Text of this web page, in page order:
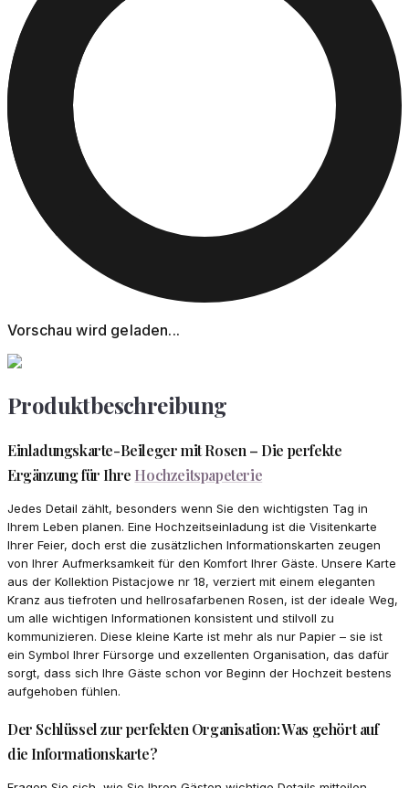
Vorschau wird geladen...
Produktbeschreibung
Einladungskarte-Beileger mit Rosen – Die perfekte
Ergänzung für Ihre Hochzeitspapeterie
Jedes Detail zählt, besonders wenn Sie den wichtigsten Tag in
Ihrem Leben planen. Eine Hochzeitseinladung ist die Visitenkarte
Ihrer Feier, doch erst die zusätzlichen Informationskarten zeugen
von Ihrer Aufmerksamkeit für den Komfort Ihrer Gäste. Unsere Karte
aus der Kollektion Pistacjowe nr 18, verziert mit einem eleganten
Kranz aus tiefroten und hellrosafarbenen Rosen, ist der ideale Weg,
um alle wichtigen Informationen konsistent und stilvoll zu
kommunizieren. Diese kleine Karte ist mehr als nur Papier – sie ist
ein Symbol Ihrer Fürsorge und exzellenten Organisation, das dafür
sorgt, dass sich Ihre Gäste schon vor Beginn der Hochzeit bestens
aufgehoben fühlen.
Der Schlüssel zur perfekten Organisation: Was gehört auf
die Informationskarte?